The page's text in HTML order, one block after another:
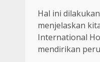
Hal ini
menjelaskan
International
mendirikan